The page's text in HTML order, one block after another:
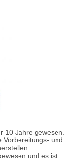
10 Jahre gewesen.
Vorbereitungs- und
und es ist